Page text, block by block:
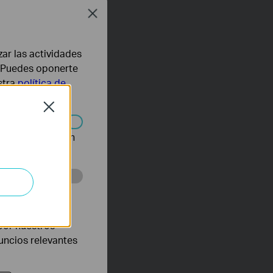
Close
las actividades
oponerte
política de
en
con el fin de
nuestros
relevantes
Close